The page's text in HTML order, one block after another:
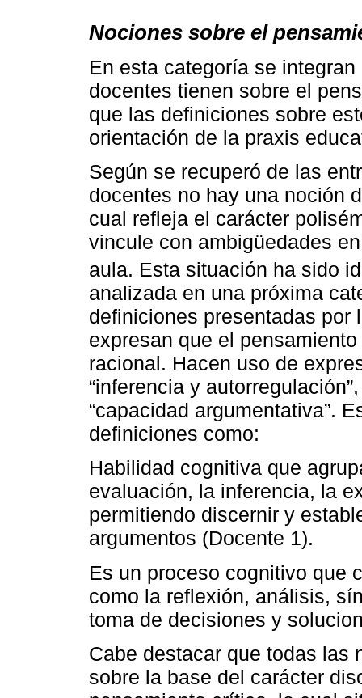
Nociones sobre el
En esta categoría se
docentes tienen sobre el
que las definiciones sobre
orientación de la praxis
Según se recuperó de las
docentes no hay una noción
cual refleja el carácter
vincule con ambigüedades
aula. Esta situación ha sido
analizada en una próxima
definiciones presentadas por
expresan que el
racional. Hacen uso de
“inferencia y
“capacidad argumentativa”.
definiciones como:
Habilidad cognitiva que
evaluación, la inferencia, la
permitiendo discernir y
argumentos (Docente 1).
Es un proceso cognitivo que
como la reflexión, análisis,
toma de decisiones y
Cabe destacar que todas las
sobre la base del carácter